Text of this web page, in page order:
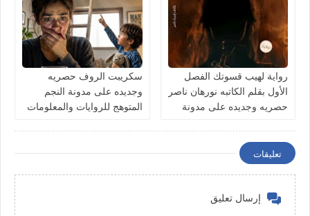
رواية لهيب قسوتك الفصل
الأول بقلم الكاتبه نورهان ناصر
حصريه وجديده على مدونة
سكريبت الروف حصريه
وجديده على مدونة النجم
المتوهج للروايات والمعلومات
تعليقات
إرسال تعليق